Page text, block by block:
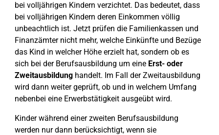
bei volljährigen Kindern verzichtet. Das bedeutet, dass
bei volljährigen Kindern deren Einkommen völlig
unbeachtlich ist. Jetzt prüfen die Familienkassen und
Finanzämter nicht mehr, welche Einkünfte und Bezüge
das Kind in welcher Höhe erzielt hat, sondern ob es
sich bei der Berufsausbildung um eine Erst- oder
Zweitausbildung handelt. Im Fall der Zweitausbildung
wird dann weiter geprüft, ob und in welchem Umfang
nebenbei eine Erwerbstätigkeit ausgeübt wird.
Kinder während einer zweiten Berufsausbildung
werden nur dann berücksichtigt, wenn sie